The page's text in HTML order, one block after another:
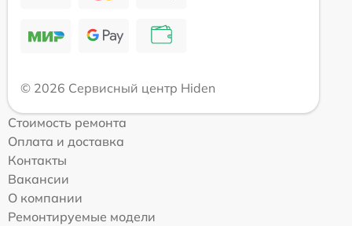
© 2026 Сервисный центр Hiden
Стоимость ремонта
Оплата и доставка
Контакты
Вакансии
О компании
Ремонтируемые модели